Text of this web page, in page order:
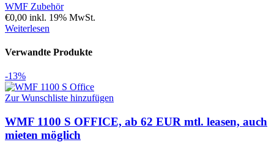
WMF Zubehör
€0,00 inkl. 19% MwSt.
Weiterlesen
Verwandte Produkte
-13%
Zur Wunschliste hinzufügen
WMF 1100 S OFFICE, ab 62 EUR mtl. leasen, auch
mieten möglich